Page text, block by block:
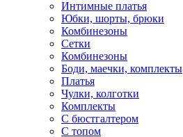
Интимные платья
Юбки, шорты, брюки
Комбинезоны
Сетки
Комбинезоны
Боди, маечки, комплекты
Платья
Чулки, колготки
Комплекты
С бюстгалтером
С топом